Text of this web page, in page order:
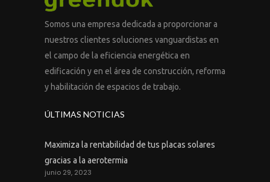
Somos una empresa dedicada a proporcionar a
nuestros clientes soluciones vanguardistas en
el campo de la eficiencia energética en
edificación y en el área de construcción, reforma
y habilitación de espacios de trabajo.
ÚLTIMAS NOTICIAS
Maximiza la rentabilidad de tus placas solares
gracias a la aerotermia
junio 29, 2023